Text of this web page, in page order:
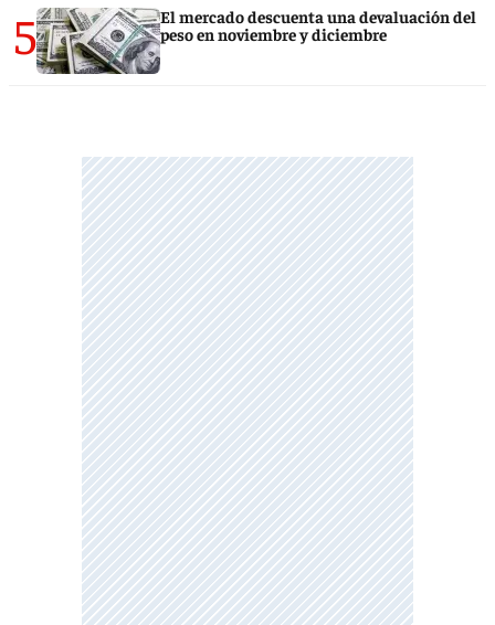
5
El mercado descuenta una devaluación del
peso en noviembre y diciembre